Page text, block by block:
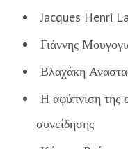
Jacques Henri
Γιάννης
Βλαχάκη
Η αφύπνιση της
συνείδησης